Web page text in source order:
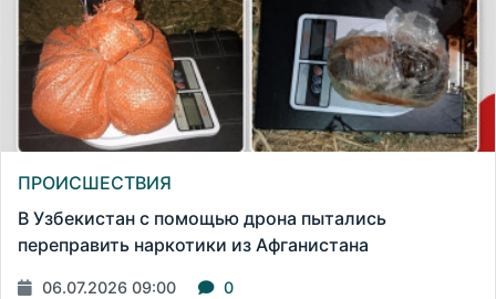
ПРОИСШЕСТВИЯ
В Узбекистан с помощью дрона пытались
переправить наркотики из Афганистана
06.07.2026 09:00 0